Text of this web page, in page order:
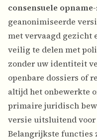
consensuele opname
geanonimiseerde
met vervaagd gezicht
veilig te delen met
zonder uw identiteit
openbare dossiers of
altijd het onbewerkte
primaire juridisch
versie uitsluitend voor
Belangrijkste functies